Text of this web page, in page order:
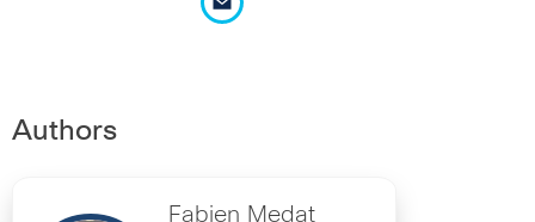
Authors
Fabien Medat